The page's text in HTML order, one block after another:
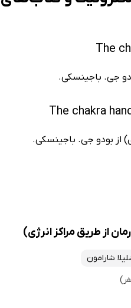
جی. باجینسکی.
از بودو جی. باجینسکی.
از طریق مراکز انرژی)
شارامون